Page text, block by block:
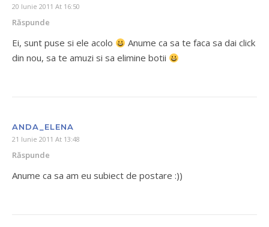
20 Iunie 2011 At 16:50
Răspunde
Ei, sunt puse si ele acolo
Anume ca sa te faca sa dai click
din nou, sa te amuzi si sa elimine botii
ANDA_ELENA
21 Iunie 2011 At 13:48
Răspunde
Anume ca sa am eu subiect de postare :))